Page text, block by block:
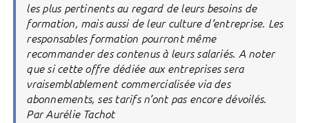
les plus pertinents au regard de leurs besoins de
formation, mais aussi de leur culture d’entreprise. Les
responsables formation pourront même
recommander des contenus à leurs salariés. A noter
que si cette offre dédiée aux entreprises sera
vraisemblablement commercialisée via des
abonnements, ses tarifs n’ont pas encore dévoilés.
Par Aurélie Tachot